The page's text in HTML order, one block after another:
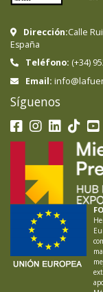
Dirección:Calle
España
Teléfono: (+34)
Email:
Síguenos